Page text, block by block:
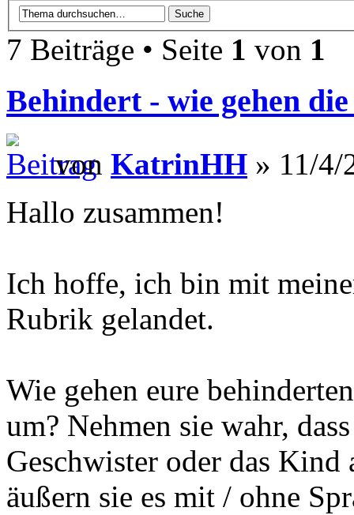
7 Beiträge • Seite 1 von 1
Behindert - wie gehen
von KatrinHH » 11/4/
Hallo zusammen!
Ich hoffe, ich bin mit
Rubrik gelandet.
Wie gehen eure
um? Nehmen sie wahr,
Geschwister oder das Kind
äußern sie es mit / ohne